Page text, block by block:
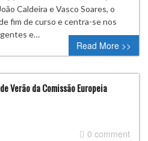
Caldeira e Vasco Soares, o
fim de curso e centra-se nos
e…
Read More >>
Verão da Comissão Europeia
0 comment